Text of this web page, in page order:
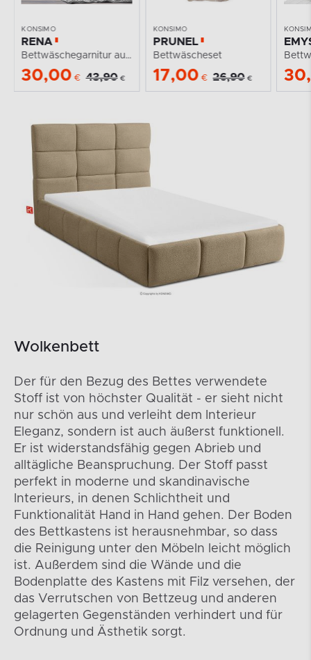
KONSIMO
PRUNEL
Bettwäscheset
17,00 € 26,90 €
KONSIMO
EMYS
30,00 € 43,90 €
Wolkenbett
Der für den Bezug des Bettes verwendete
Stoff ist von höchster Qualität - er sieht nicht
nur schön aus und verleiht dem Interieur
Eleganz, sondern ist auch äußerst funktionell.
Er ist widerstandsfähig gegen Abrieb und
alltägliche Beanspruchung. Der Stoff passt
perfekt in moderne und skandinavische
Interieurs, in denen Schlichtheit und
Funktionalität Hand in Hand gehen. Der Boden
des Bettkastens ist herausnehmbar, so dass
die Reinigung unter den Möbeln leicht möglich
ist. Außerdem sind die Wände und die
Bodenplatte des Kastens mit Filz versehen, der
das Verrutschen von Bettzeug und anderen
gelagerten Gegenständen verhindert und für
Ordnung und Ästhetik sorgt.